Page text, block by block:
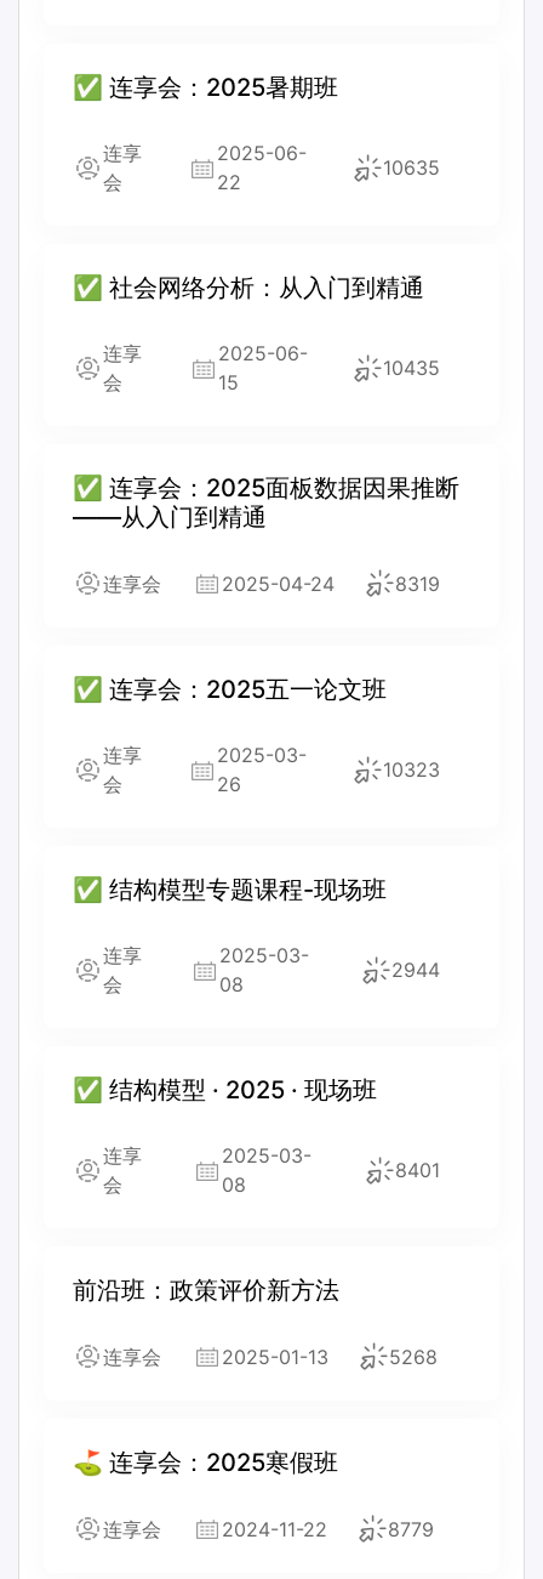
✅ 连享会：2025暑期班
连享
会
2025-06-
22
10635
✅ 社会网络分析：从入门到精通
连享
会
2025-06-
15
10435
✅ 连享会：2025面板数据因果推断
——从入门到精通
连享会 2025-04-24 8319
✅ 连享会：2025五一论文班
连享
会
2025-03-
26
10323
✅ 结构模型专题课程-现场班
连享
会
2025-03-
08
2944
✅ 结构模型 · 2025 · 现场班
连享
会
2025-03-
08
8401
前沿班：政策评价新方法
连享会 2025-01-13 5268
⛳ 连享会：2025寒假班
连享会 2024-11-22 8779